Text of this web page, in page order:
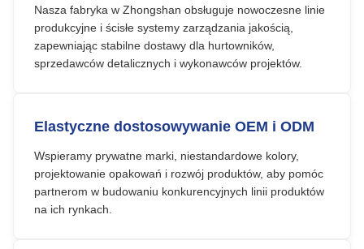
Nasza fabryka w Zhongshan obsługuje nowoczesne linie
produkcyjne i ścisłe systemy zarządzania jakością,
zapewniając stabilne dostawy dla hurtowników,
sprzedawców detalicznych i wykonawców projektów.
Elastyczne dostosowywanie OEM i ODM
Wspieramy prywatne marki, niestandardowe kolory,
projektowanie opakowań i rozwój produktów, aby pomóc
partnerom w budowaniu konkurencyjnych linii produktów
na ich rynkach.